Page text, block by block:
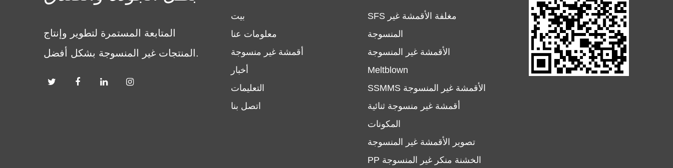
المتابعة المستمرة لتطوير وإنتاج
المنتجات غير المنسوجة بشكل أفضل.
بيت
معلومات عنا
أقمشة غير منسوجة
أخبار
التعليمات
اتصل بنا
SFS مغلفة الأقمشة غير
المنسوجة
الأقمشة غير المنسوجة
Meltblown
SSMMS الأقمشة غير المنسوجة
أقمشة غير منسوجة ثنائية
المكونات
تصوير الأقمشة غير المنسوجة
PP الخشنة منكر غير المنسوجة